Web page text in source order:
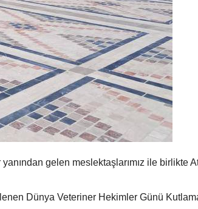
gelen meslektaşlarımız ile birlikte
Dünya Veteriner Hekimler Günü